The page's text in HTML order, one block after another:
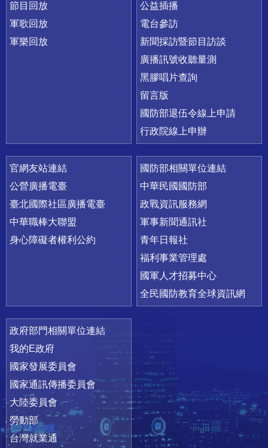
節目回放
軍歌回放
軍樂回放
公益插播
電台參訪
新聞採訪暨節目訪談
廣播訊號收聽量測
黑膠唱片查詢
留言版
國防部退伍令線上申請
行政院線上申辦
官網友站連結
公營廣播電臺
臺北國際社區廣播電臺
中華職棒大聯盟
身心障礙者權利公約
國防部相關單位連結
中華民國國防部
政戰資訊服務網
軍事新聞通訊社
青年日報社
福利事業管理處
國軍人才招募中心
全民國防教育全球資訊網
政府部門相關單位連結
我的E政府
國家發展委員會
國家通訊傳播委員會
大陸委員會
勞動部
台灣就業通